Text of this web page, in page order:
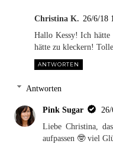
Christina K. 26/6/18
Hallo Kessy! Ich hätte
hätte zu kleckern!
ANTWORTEN
Antworten
Pink Sugar
Liebe Christina,
aufpassen 🤓 viel